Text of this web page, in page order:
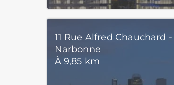
11 Rue Alfred Chauchard -
Narbonne
À 9,85 km